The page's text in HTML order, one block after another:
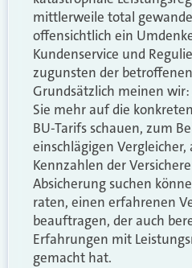
mittlerweile total
offensichtlich ein
Kundenservice und
zugunsten der
Grundsätzlich meinen
Sie mehr auf die
BU-Tarifs schauen, zum
einschlägigen
Kennzahlen der
Absicherung suchen
raten, einen erfahrenen
beauftragen, der auch
Erfahrungen mit
gemacht hat.